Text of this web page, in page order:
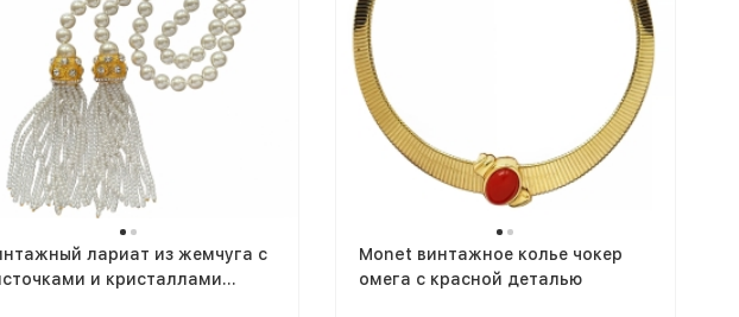
лариат из жемчуга с
и кристаллами
Monet винтажное колье чокер
омега с красной деталью